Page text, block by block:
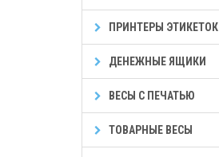
ПРИНТЕРЫ ЭТИКЕТОК
ДЕНЕЖНЫЕ ЯЩИКИ
ВЕСЫ С ПЕЧАТЬЮ
ТОВАРНЫЕ ВЕСЫ